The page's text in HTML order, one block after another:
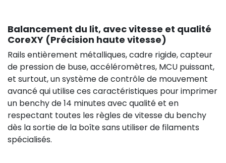
Balancement du lit, avec vitesse et qualité
CoreXY (Précision haute vitesse)
Rails entièrement métalliques, cadre rigide, capteur
de pression de buse, accéléromètres, MCU puissant,
et surtout, un système de contrôle de mouvement
avancé qui utilise ces caractéristiques pour imprimer
un benchy de 14 minutes avec qualité et en
respectant toutes les règles de vitesse du benchy
dès la sortie de la boîte sans utiliser de filaments
spécialisés.